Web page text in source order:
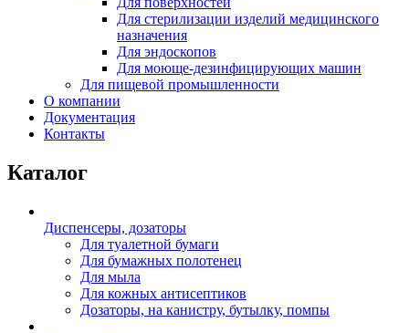
Для стерилизации изделий медицинского
назначения
Для эндоскопов
Для моюще-дезинфицирующих машин
Для пищевой промышленности
О компании
Документация
Контакты
Каталог
Диспенсеры, дозаторы
Для туалетной бумаги
Для бумажных полотенец
Для мыла
Для кожных антисептиков
Дозаторы, на канистру, бутылку, помпы